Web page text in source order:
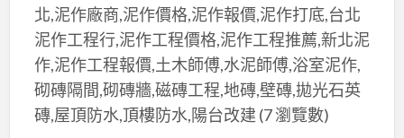
北,泥作廠商,泥作價格,泥作報價,泥作打底,台北
泥作工程行,泥作工程價格,泥作工程推薦,新北泥
作,泥作工程報價,土木師傅,水泥師傅,浴室泥作,
砌磚隔間,砌磚牆,磁磚工程,地磚,壁磚,拋光石英
磚,屋頂防水,頂樓防水,陽台改建 (7 瀏覽數)